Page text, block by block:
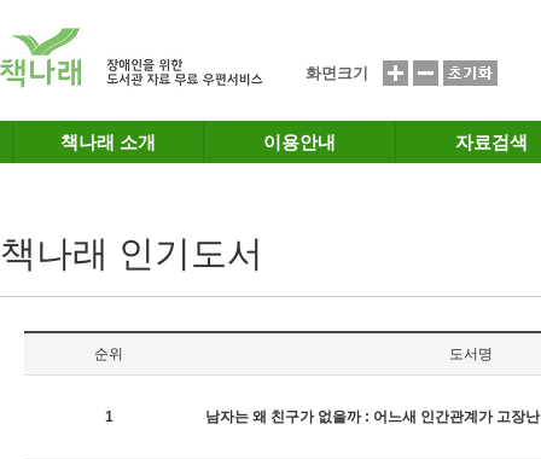
화면크기
책나래 소개 이용안내 자료검색
책나래 인기도서
순위 도서명
1 남자는 왜 친구가 없을까 : 어느새 인간관계가 고장